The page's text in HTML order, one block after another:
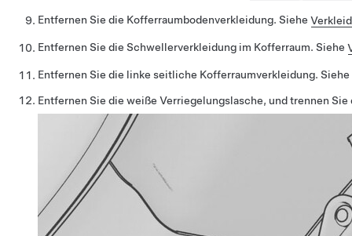
Entfernen Sie die Kofferraumbodenverkleidung. Siehe
Entfernen Sie die Schwellerverkleidung im Kofferraum. Siehe
Entfernen Sie die linke seitliche Kofferraumverkleidung. Siehe
Entfernen Sie die weiße Verriegelungslasche, und trennen